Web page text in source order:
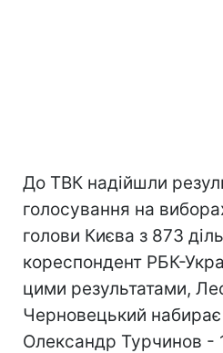
До ТВК надійшли
голосування на
голови Києва з 873
кореспондент РБК-
цими результатами,
Черновецький набирає
Олександр Турчинов -